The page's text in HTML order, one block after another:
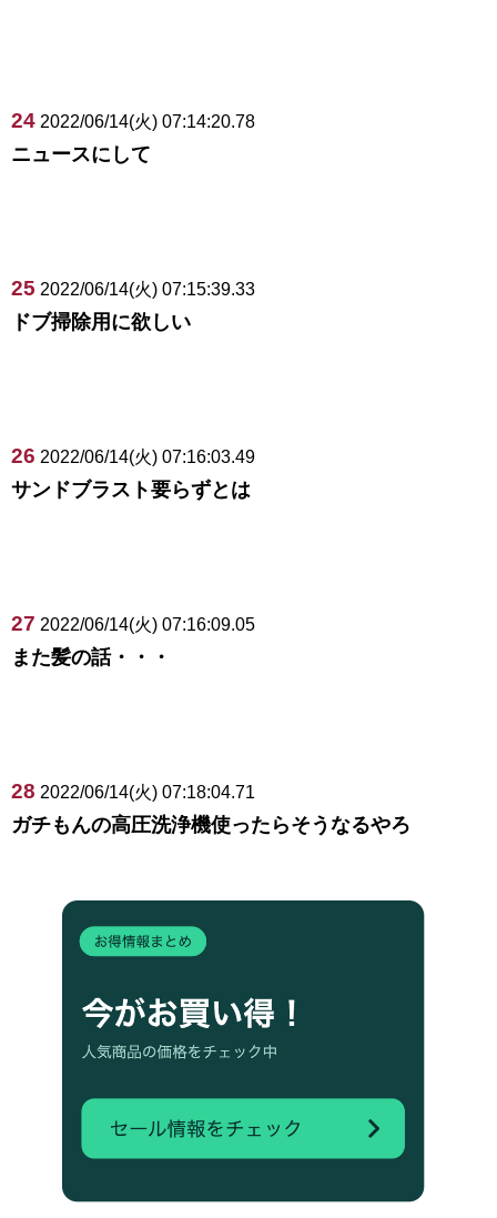
24 2022/06/14(火) 07:14:20.78
ニュースにして
25 2022/06/14(火) 07:15:39.33
ドブ掃除用に欲しい
26 2022/06/14(火) 07:16:03.49
サンドブラスト要らずとは
27 2022/06/14(火) 07:16:09.05
また髪の話・・・
28 2022/06/14(火) 07:18:04.71
ガチもんの高圧洗浄機使ったらそうなるやろ